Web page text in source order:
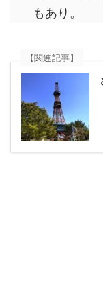
もあり。
【関連記事】